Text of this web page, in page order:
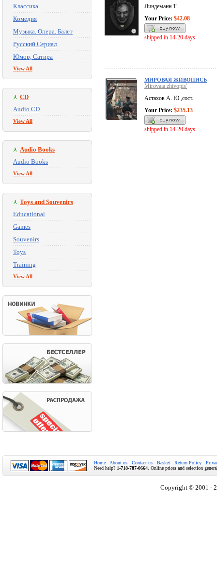
Классика
Комедия
Музыка. Опера. Балет
Русский Сериал
Юмор, Сатира
View All
CD
Audio CD
View All
Audio Books
Audio Books
View All
Toys and Souvenirs
Educational
Games
Souvenirs
Toys
Training
View All
Линдеманн Т.
Your Price: $42.08
shipped in 14-20 days
МИРОВАЯ ЖИВОПИСЬ
Mirovaia zhivopis'
Астахов А. Ю.,сост.
Your Price: $235.13
shipped in 14-20 days
Home About us Contact us Basket Return Policy
Need help? 1-718-787-0664 . Online prices and selection
Copyright © 2001 -